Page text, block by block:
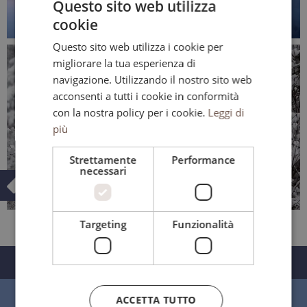
0
3
minutes,
3
seconds
minutes,
GALLERY
GERMAN
Questo sito web utilizza
cookie
Questo sito web utilizza i cookie per
migliorare la tua esperienza di
navigazione. Utilizzando il nostro sito web
acconsenti a tutti i cookie in conformità
con la nostra policy per i cookie. Leggi di
più
Strettamente
necessari
Performance
Targeting Funzionalità
ACCETTA TUTTO